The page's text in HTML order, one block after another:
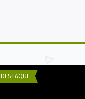
DESTAQUE
Prefeito Carlos Borges